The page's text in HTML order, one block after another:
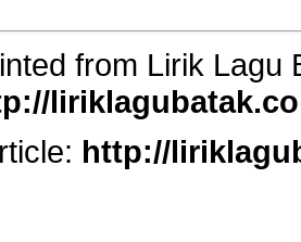
from Lirik Lagu
http://